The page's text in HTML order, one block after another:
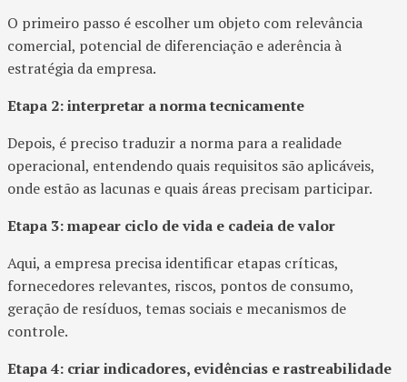
O primeiro passo é escolher um objeto com relevância
comercial, potencial de diferenciação e aderência à
estratégia da empresa.
Etapa 2: interpretar a norma tecnicamente
Depois, é preciso traduzir a norma para a realidade
operacional, entendendo quais requisitos são aplicáveis,
onde estão as lacunas e quais áreas precisam participar.
Etapa 3: mapear ciclo de vida e cadeia de valor
Aqui, a empresa precisa identificar etapas críticas,
fornecedores relevantes, riscos, pontos de consumo,
geração de resíduos, temas sociais e mecanismos de
controle.
Etapa 4: criar indicadores, evidências e rastreabilidade